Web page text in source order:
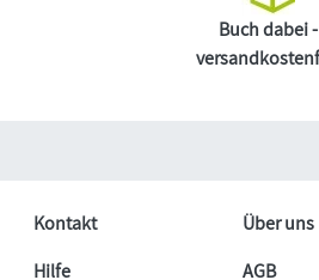
Buch dabei -
Kontakt
Über uns
Hilfe
AGB